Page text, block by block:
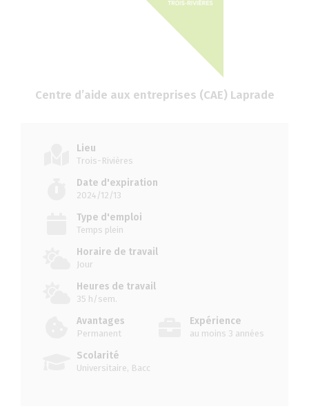
Centre d’aide aux entreprises (CAE) Laprade
Lieu
Trois-Rivières
Date d'expiration
2024/12/13
Type d'emploi
Temps plein
Horaire de travail
Jour
Heures de travail
35 h/sem.
Avantages
Permanent
Expérience
au moins 3 années
Scolarité
Universitaire, Bacc